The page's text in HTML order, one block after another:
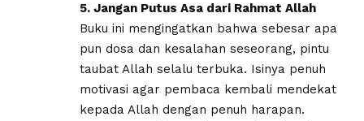
5. Jangan Putus Asa dari Rahmat Allah
Buku ini mengingatkan bahwa sebesar apa
pun dosa dan kesalahan seseorang, pintu
taubat Allah selalu terbuka. Isinya penuh
motivasi agar pembaca kembali mendekat
kepada Allah dengan penuh harapan.